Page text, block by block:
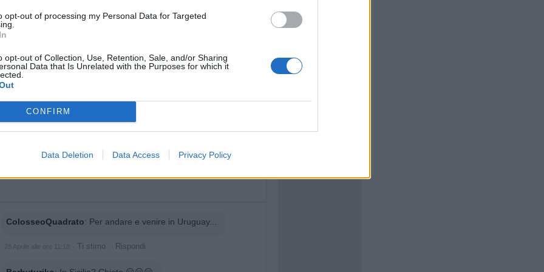
opt-out of processing my Personal Data for Targeted
opt-out of Collection, Use, Retention, Sale, and/or Sharing
Data that Is Unrelated with the Purposes for which it
CONFIRM
Data Deletion Data Access Privacy Policy
ColosseoQuadrato: Per andare e venire in Uruguay...
28 Aprile alle ore 11:18 Ti stimo Rispondi